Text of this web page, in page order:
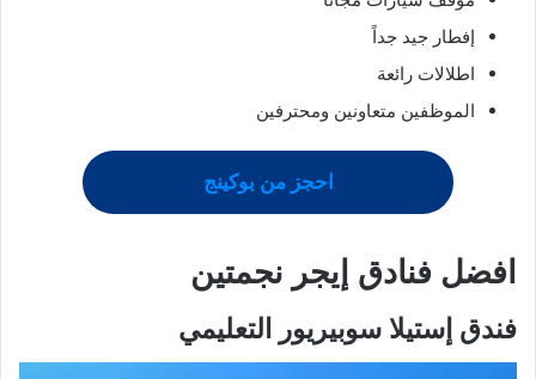
إفطار جيد جداً
اطلالات رائعة
الموظفين متعاونين ومحترفين
احجز من بوكينج
افضل فنادق إيجر نجمتين
فندق إستيلا سوبيريور التعليمي